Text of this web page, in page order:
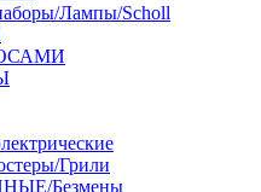
Лампы/Scholl
Грили
Безмены